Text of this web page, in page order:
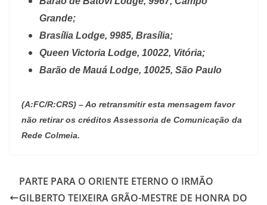
Grande;
Brasília Lodge, 9985, Brasília;
Queen Victoria Lodge, 10022, Vitória;
Barão de Mauá Lodge, 10025, São Paulo
(A:FC/R:CRS) – Ao retransmitir esta mensagem favor
não retirar os créditos Assessoria de Comunicação da
Rede Colmeia.
PARTE PARA O ORIENTE ETERNO O IRMÃO
GILBERTO TEIXEIRA GRÃO-MESTRE DE HONRA DO